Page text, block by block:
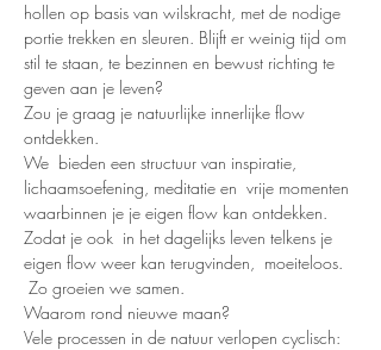
hollen op basis van wilskracht, met de nodige
portie trekken en sleuren. Blijft er weinig tijd om
stil te staan, te bezinnen en bewust richting te
geven aan je leven?
Zou je graag je natuurlijke innerlijke flow
ontdekken.
We  bieden een structuur van inspiratie,
lichaamsoefening, meditatie en  vrije momenten
waarbinnen je je eigen flow kan ontdekken.
Zodat je ook  in het dagelijks leven telkens je
eigen flow weer kan terugvinden,  moeiteloos.
Zo groeien we samen.
Waarom rond nieuwe maan?
Vele processen in de natuur verlopen cyclisch: